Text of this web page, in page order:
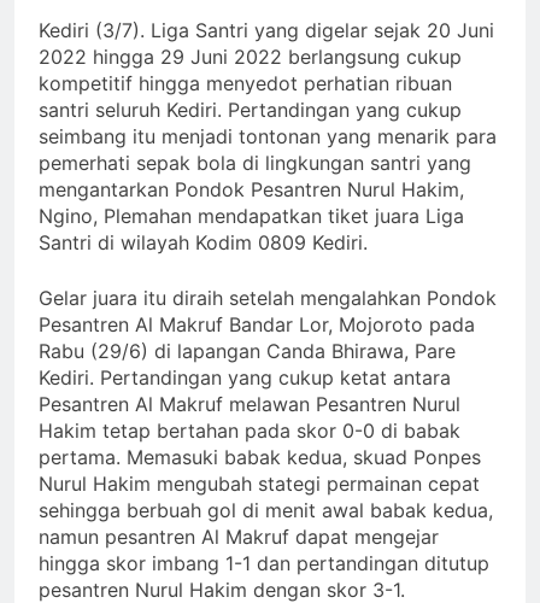
Kediri (3/7). Liga Santri yang digelar sejak 20 Juni
2022 hingga 29 Juni 2022 berlangsung cukup
kompetitif hingga menyedot perhatian ribuan
santri seluruh Kediri. Pertandingan yang cukup
seimbang itu menjadi tontonan yang menarik para
pemerhati sepak bola di lingkungan santri yang
mengantarkan Pondok Pesantren Nurul Hakim,
Ngino, Plemahan mendapatkan tiket juara Liga
Santri di wilayah Kodim 0809 Kediri.
Gelar juara itu diraih setelah mengalahkan Pondok
Pesantren Al Makruf Bandar Lor, Mojoroto pada
Rabu (29/6) di lapangan Canda Bhirawa, Pare
Kediri. Pertandingan yang cukup ketat antara
Pesantren Al Makruf melawan Pesantren Nurul
Hakim tetap bertahan pada skor 0-0 di babak
pertama. Memasuki babak kedua, skuad Ponpes
Nurul Hakim mengubah stategi permainan cepat
sehingga berbuah gol di menit awal babak kedua,
namun pesantren Al Makruf dapat mengejar
hingga skor imbang 1-1 dan pertandingan ditutup
pesantren Nurul Hakim dengan skor 3-1.